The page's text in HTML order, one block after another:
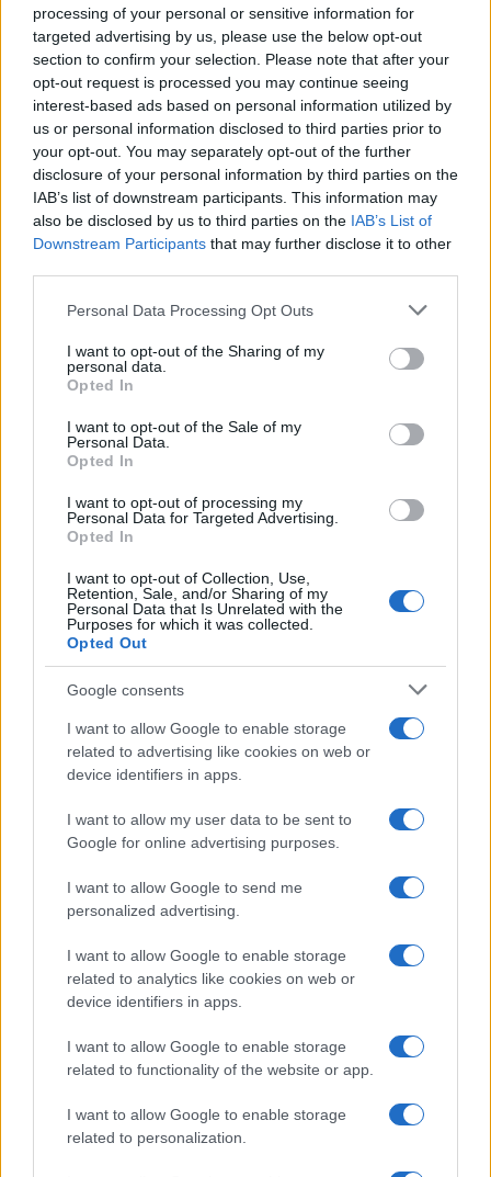
processing of your personal or sensitive information for
targeted advertising by us, please use the below opt-out
section to confirm your selection. Please note that after your
opt-out request is processed you may continue seeing
interest-based ads based on personal information utilized by
us or personal information disclosed to third parties prior to
your opt-out. You may separately opt-out of the further
disclosure of your personal information by third parties on the
IAB’s list of downstream participants. This information may
also be disclosed by us to third parties on the IAB’s List of
Downstream Participants that may further disclose it to other
Please note that this website/app uses one or more Google
not limited to your visit or usage behaviour. You may click to
grant or deny consent to Google and its third-party tags to
use your data for below specified purposes in below Google
consent section.
Personal Data Processing Opt Outs
I want to opt-out of the Sharing of my
personal data.
Opted In
I want to opt-out of the Sale of my
Personal Data.
Opted In
I want to opt-out of processing my
Personal Data for Targeted Advertising.
Opted In
I want to opt-out of Collection, Use,
Retention, Sale, and/or Sharing of my
Personal Data that Is Unrelated with the
Purposes for which it was collected.
Opted Out
Google consents
I want to allow Google to enable storage
related to advertising like cookies on web or
device identifiers in apps.
I want to allow my user data to be sent to
Google for online advertising purposes.
I want to allow Google to send me
personalized advertising.
I want to allow Google to enable storage
related to analytics like cookies on web or
device identifiers in apps.
I want to allow Google to enable storage
related to functionality of the website or app.
I want to allow Google to enable storage
related to personalization.
Caldo record in Europa: rischi per la salute e ambiente
Luca Bellini · 1 Ago 2026
Risarcimento milionario per le amiche di Amy
Winehouse: la sentenza contro Mitch
Luca Bellini · 31 Lug 2026
Caldo estremo in Italia: 19 città in allerta rossa e
temperature record